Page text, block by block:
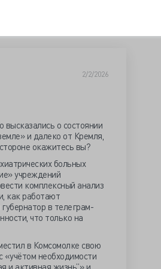
2/2/2026
о состоянии
и далеко от Кремля,
окажитесь вы?
больных
учреждений
комплексный анализ
как работают
в телеграм-
что только на
в Комсомолке свою
необходимости
и активная жизнь”» и